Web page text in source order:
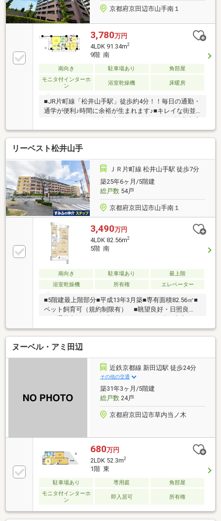
京都府京田辺市山手南１
3,780万円
4LDK 91.34m2
9階 南
南向き 駐車場あり
角部屋
モニタ付インターホ
ン
浴室乾燥機 床暖房
■JR片町線「松井山手駅」徒歩約4分！！毎日の通勤・
通学が便利♪時間に余裕が生まれます♪■キレイな街並
など買物施設が徒歩約３分♪生活至便、住環境も
Good！！■リビングのカウンター窓がお薦めポイント
♪額縁に入った絵画を思わせる眺望です♪■日当り・眺
望良好！浴室とキッチンにも窓あり♪松井山手駅周辺
は街並みがキレイです♪■洗面化粧室からバルコニーへ
の勝手口もあり、水回りの導線が魅力です♪■駐車場空
きあり（サイズ・規約あり）■室内丁寧にお使いで状
態良好です♪■□■ぜひ一度、実際にご覧ください♪
リーベスト松井山手
ＪＲ片町線 松井山手駅 徒歩7分
築25年6ヶ月/5階建
総戸数54戸
京都府京田辺市山手南１
3,490万円
4LDK 82.56m2
5階 南
南向き 駐車場あり
最上階
浴室乾燥機
所有権 エレベーター
■5階建最上階部分■平成13年3月築■専有面積82.56㎡■
ペット飼育可（規約制限有） ■眺望良好・日照良
ヌーベル・アミ田辺
近鉄京都線 新田辺駅 徒歩24分
その他の交通
築31年3ヶ月/5階建
総戸数24戸
京都府京田辺市草内当ノ木
680万円
2LDK 52.3m2
1階 東
駐車場あり 専用庭
角部屋
モニタ付インターホ
ン
即入居可 所有権